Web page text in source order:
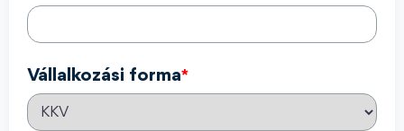
Vállalkozási forma*